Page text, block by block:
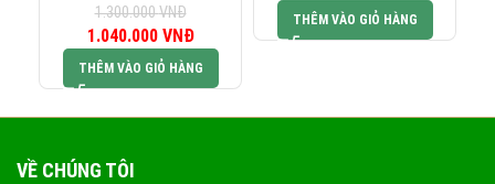
1.300.000VNĐ
Giá gốc là:
1.300.000 VNĐ.
1.040.000 VNĐ
Giá hiện tại là:
1.040.000 VNĐ.
THÊM VÀO GIỎ HÀNG
1.125.000 VNĐ.
THÊM VÀO GIỎ HÀNG
VỀ CHÚNG TÔI